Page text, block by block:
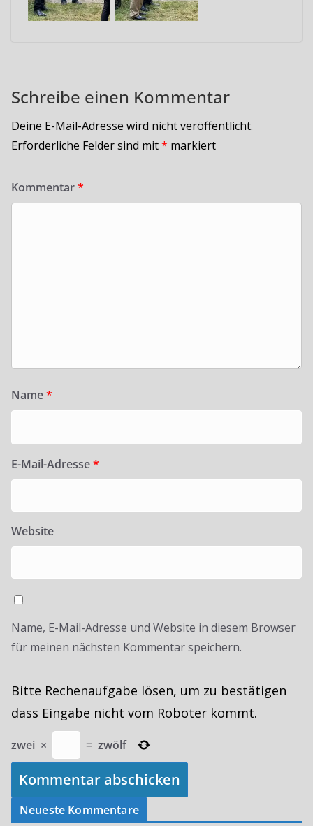
Schreibe einen Kommentar
Deine E-Mail-Adresse wird nicht veröffentlicht.
Erforderliche Felder sind mit* markiert
Kommentar*
Name*
E-Mail-Adresse*
Website
Name, E-Mail-Adresse und Website in diesem Browser
für meinen nächsten Kommentar speichern.
Bitte Rechenaufgabe lösen, um zu bestätigen
dass Eingabe nicht vom Roboter kommt.
zwei × = zwölf
Neueste Kommentare